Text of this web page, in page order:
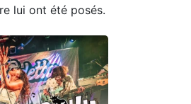
lui ont été posés.